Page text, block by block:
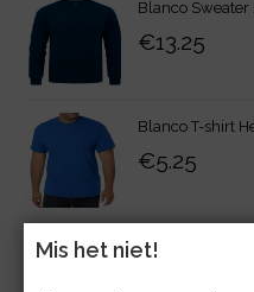
Blanco
€13.25
Blanco T-shirt
€5.25
Mis het niet!